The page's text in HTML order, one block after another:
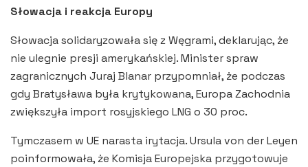
Słowacja i reakcja Europy
Słowacja solidaryzowała się z Węgrami, deklarując, że
nie ulegnie presji amerykańskiej. Minister spraw
zagranicznych Juraj Blanar przypomniał, że podczas
gdy Bratysława była krytykowana, Europa Zachodnia
zwiększyła import rosyjskiego LNG o 30 proc.
Tymczasem w UE narasta irytacja. Ursula von der Leyen
poinformowała, że ​​Komisja Europejska przygotowuje